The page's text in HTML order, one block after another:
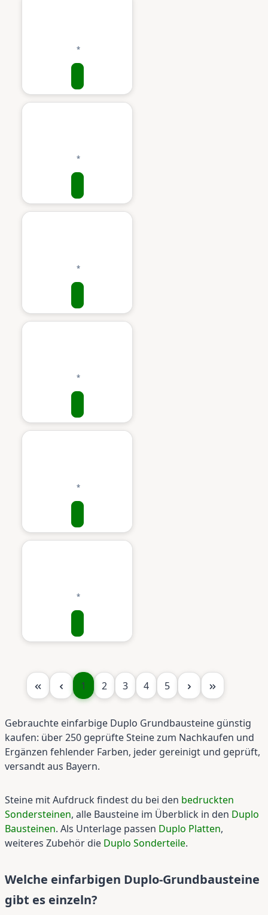
Seite
1 Seite
2 Seite
3 Seite
4 Seite
5
Gebrauchte einfarbige Duplo Grundbausteine günstig
kaufen: über 250 geprüfte Steine zum Nachkaufen und
Ergänzen fehlender Farben, jeder gereinigt und geprüft,
versandt aus Bayern.
Steine mit Aufdruck findest du bei den bedruckten
Sondersteinen, alle Bausteine im Überblick in den Duplo
Bausteinen. Als Unterlage passen Duplo Platten,
weiteres Zubehör die Duplo Sonderteile.
Welche einfarbigen Duplo-Grundbausteine
gibt es einzeln?